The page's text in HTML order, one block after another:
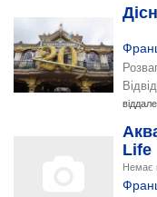
Life
Немає